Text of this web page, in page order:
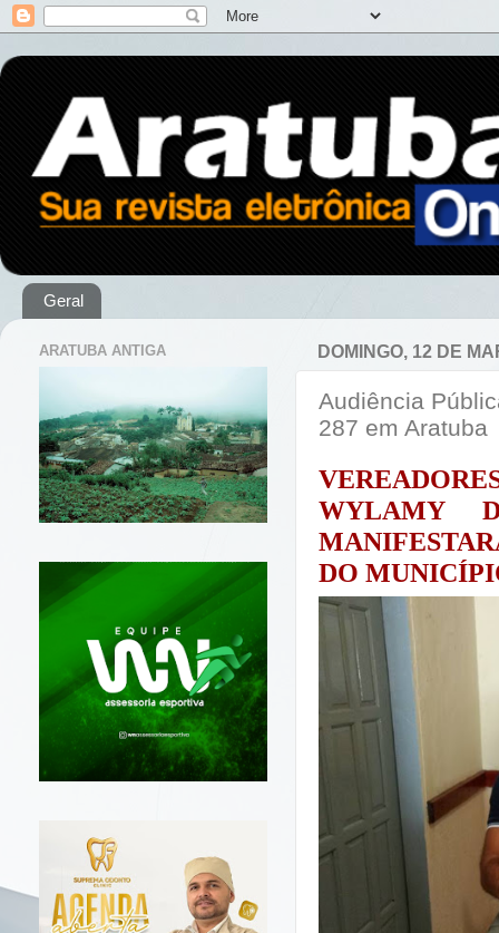
Geral
DOMINGO, 12 DE
Audiência
287 em Aratuba
WYLAMY
MANIFEST
DO
ARATUBA ANTIGA